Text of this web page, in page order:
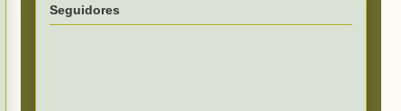
Seguidores